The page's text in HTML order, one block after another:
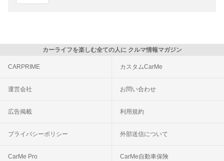
カーライフを楽しむ全ての人に クルマ情報マガジン
CARPRIME カスタムCarMe
運営会社 お問い合わせ
広告掲載 利用規約
プライバシーポリシー 外部送信について
CarMe Pro CarMe自動車保険